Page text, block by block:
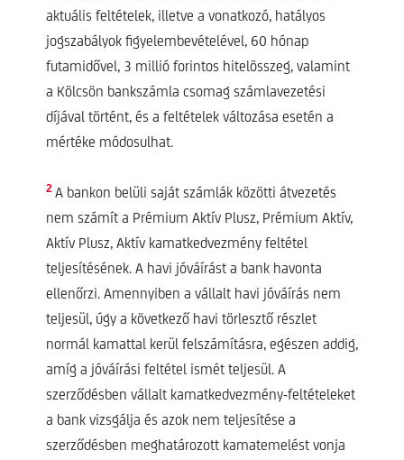
aktuális feltételek, illetve a vonatkozó, hatályos
jogszabályok figyelembevételével, 60 hónap
futamidővel, 3 millió forintos hitelösszeg, valamint
a Kölcsön bankszámla csomag számlavezetési
díjával történt, és a feltételek változása esetén a
mértéke módosulhat.
2 A bankon belüli saját számlák közötti átvezetés
nem számít a Prémium Aktív Plusz, Prémium Aktív,
Aktív Plusz, Aktív kamatkedvezmény feltétel
teljesítésének. A havi jóváírást a bank havonta
ellenőrzi. Amennyiben a vállalt havi jóváírás nem
teljesül, úgy a következő havi törlesztő részlet
normál kamattal kerül felszámításra, egészen addig,
amíg a jóváírási feltétel ismét teljesül. A
szerződésben vállalt kamatkedvezmény-feltételeket
a bank vizsgálja és azok nem teljesítése a
szerződésben meghatározott kamatemelést vonja